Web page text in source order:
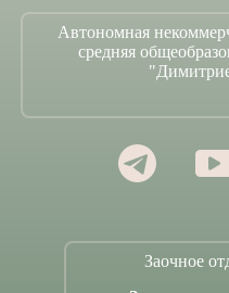
Автономная
средняя
Заочное